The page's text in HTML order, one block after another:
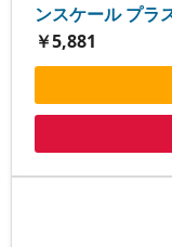
ンスケール プラ
￥5,881